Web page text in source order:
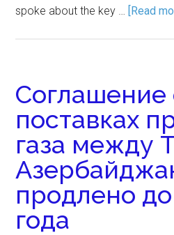
spoke about the key … [Read
Соглашение
поставках
газа между
продлено
года